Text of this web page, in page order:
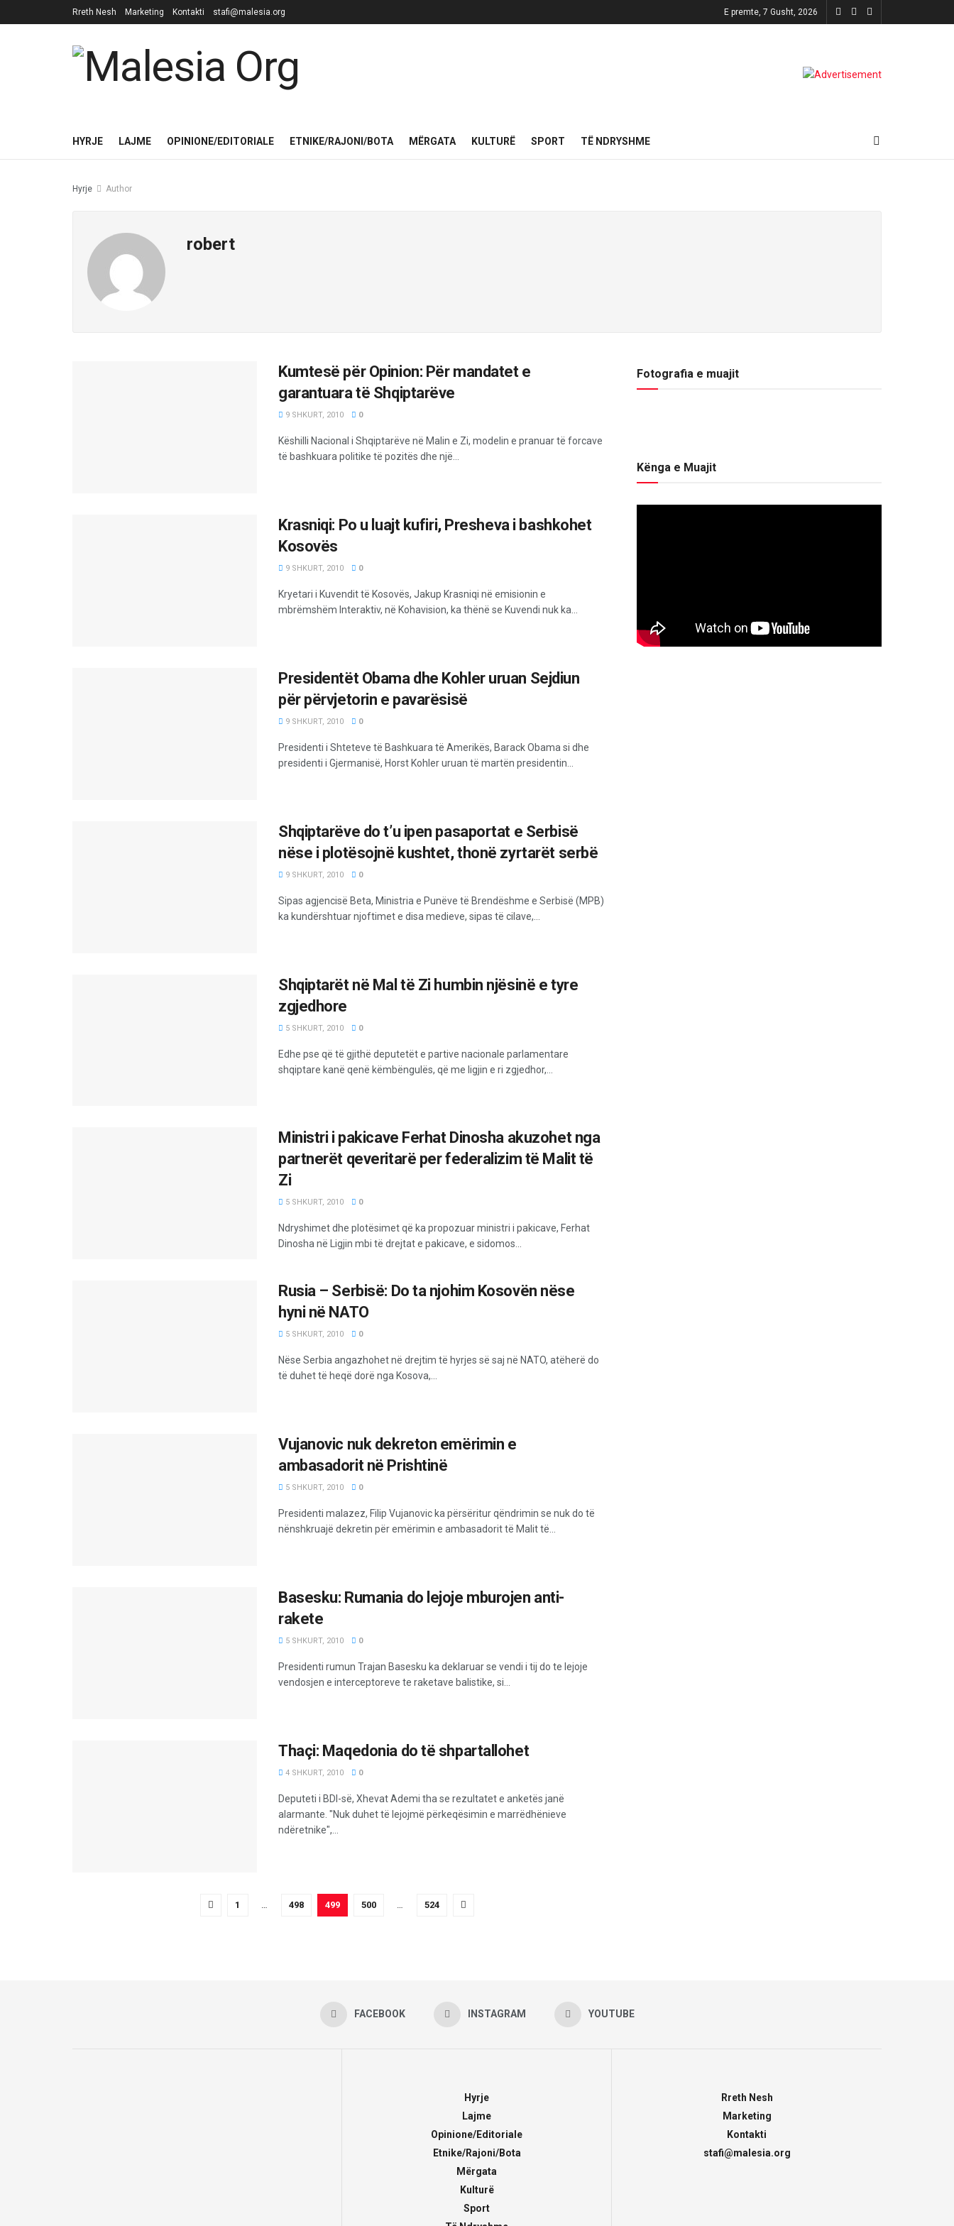
Rreth Nesh Marketing Kontakti stafi@malesia.org E premte, 7 Gusht, 2026
HYRJE LAJME OPINIONE/EDITORIALE ETNIKE/RAJONI/BOTA MËRGATA KULTURË SPORT TË NDRYSHME
Hyrje Author
robert
Kumtesë për Opinion: Për mandatet e
garantuara të Shqiptarëve
9 SHKURT, 2010 0
Këshilli Nacional i Shqiptarëve në Malin e Zi, modelin e pranuar të forcave
të bashkuara politike të pozitës dhe një...
Krasniqi: Po u luajt kufiri, Presheva i bashkohet
Kosovës
9 SHKURT, 2010 0
Kryetari i Kuvendit të Kosovës, Jakup Krasniqi në emisionin e
mbrëmshëm Interaktiv, në Kohavision, ka thënë se Kuvendi nuk ka...
Presidentët Obama dhe Kohler uruan Sejdiun
për përvjetorin e pavarësisë
9 SHKURT, 2010 0
Presidenti i Shteteve të Bashkuara të Amerikës, Barack Obama si dhe
presidenti i Gjermanisë, Horst Kohler uruan të martën presidentin...
Shqiptarëve do t’u ipen pasaportat e Serbisë
nëse i plotësojnë kushtet, thonë zyrtarët serbë
9 SHKURT, 2010 0
Sipas agjencisë Beta, Ministria e Punëve të Brendëshme e Serbisë (MPB)
ka kundërshtuar njoftimet e disa medieve, sipas të cilave,...
Shqiptarët në Mal të Zi humbin njësinë e tyre
zgjedhore
5 SHKURT, 2010 0
Edhe pse që të gjithë deputetët e partive nacionale parlamentare
shqiptare kanë qenë këmbëngulës, që me ligjin e ri zgjedhor,...
Ministri i pakicave Ferhat Dinosha akuzohet nga
partnerët qeveritarë per federalizim të Malit të
Zi
5 SHKURT, 2010 0
Ndryshimet dhe plotësimet që ka propozuar ministri i pakicave, Ferhat
Dinosha në Ligjin mbi të drejtat e pakicave, e sidomos...
Rusia – Serbisë: Do ta njohim Kosovën nëse
hyni në NATO
5 SHKURT, 2010 0
Nëse Serbia angazhohet në drejtim të hyrjes së saj në NATO, atëherë do
të duhet të heqë dorë nga Kosova,...
Vujanovic nuk dekreton emërimin e
ambasadorit në Prishtinë
5 SHKURT, 2010 0
Presidenti malazez, Filip Vujanovic ka përsëritur qëndrimin se nuk do të
nënshkruajë dekretin për emërimin e ambasadorit të Malit të...
Basesku: Rumania do lejoje mburojen anti-
rakete
5 SHKURT, 2010 0
Presidenti rumun Trajan Basesku ka deklaruar se vendi i tij do te lejoje
vendosjen e interceptoreve te raketave balistike, si...
Thaçi: Maqedonia do të shpartallohet
4 SHKURT, 2010 0
Deputeti i BDI-së, Xhevat Ademi tha se rezultatet e anketës janë
alarmante. "Nuk duhet të lejojmë përkeqësimin e marrëdhënieve
ndëretnike",...
1 498 499 500 524
Fotografia e muajit
Kënga e Muajit
FACEBOOK INSTAGRAM YOUTUBE
Hyrje
Lajme
Opinione/Editoriale
Etnike/Rajoni/Bota
Mërgata
Kulturë
Sport
Rreth Nesh
Marketing
Kontakti
stafi@malesia.org